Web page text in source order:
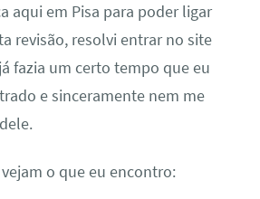
aqui em Pisa para poder ligar
revisão, resolvi entrar no site
fazia um certo tempo que eu
e sinceramente nem me
o que eu encontro: